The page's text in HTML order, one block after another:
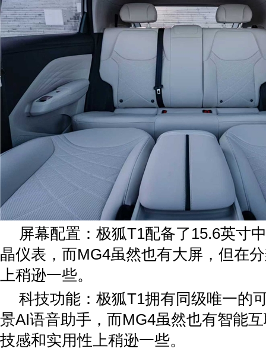
屏幕配置：极狐T1配备了15.6英寸
晶仪表，而MG4虽然也有大屏，但在
上稍逊一些。
科技功能：极狐T1拥有同级唯一的
景AI语音助手，而MG4虽然也有智能
技感和实用性上稍逊一些。